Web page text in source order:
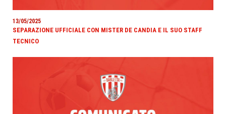
13/05/2025
SEPARAZIONE UFFICIALE CON MISTER DE CANDIA E IL SUO STAFF
TECNICO